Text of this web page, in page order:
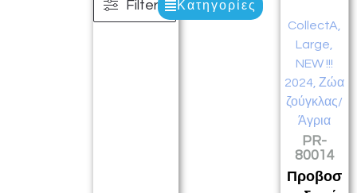
Filters Κατηγορίες
CollectA
Large
NEW !!!
2024 Ζώα
ζούγκλας/
Άγρια
PR-
80014
Προβοσ